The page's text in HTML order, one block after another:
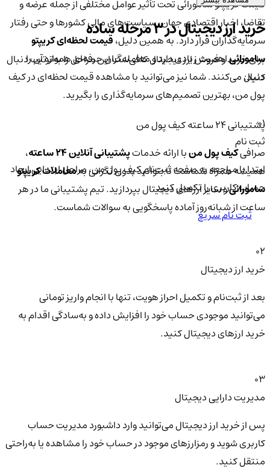
قیمت کریپتو سامورائی تحت تأثیر عوامل مختلفی از جمله عرضه و
تقاضا، اخبار اقتصادی جهان، سیاست‌های مالی کشورها و حتی رفتار
سرمایه‌گذاران قرار دارد. به همین دلیل،قیمت لحظه‌ای کریپتو
سامورائیاهمیت زیادی دارد و معامله‌گران حرفه‌ای همواره آن را
دنبال می‌کنند. شما نیز می‌توانید با مشاهده قیمت لحظه‌ای در کیف
پول من، بهترین تصمیم‌های سرمایه‌گذاری را بگیرید.
پشتیبانی ۲۴ ساعته کیف پول من
صرافیکیف پول منبا ارائه خدماتپشتیبانی آنلاین ۲۴ ساعته
،
همیشه همراه شماست تا بتوانید بدون نگرانی بهمعاملات کریپتو
سامورائیو سایر ارزهای دیجیتال بپردازید. تیم پشتیبانی ما در هر
ساعت از شبانه‌روز آماده پاسخگویی به سوالات شماست.
خرید ارز دیجیتال در 3 مرحله ساده
برای خرید و فروش ارز دیجیتال کافی‌ست این مراحل را به‌ترتیب دنبال
کنید:
01
ثبت نام
ابتدا با مراجعه به صفحه ثبت‌نام کیف‌ پول من، مراحل ابتدایی ایجاد
حساب کاربری را تکمیل کنید.
ثبت نام سریع
02
خرید ارز دیجیتال
بعد از ثبت‌نام و تکمیل احراز هویت، تنها با انجام واریز تومانی
می‌توانید موجودی حساب خود را افزایش داده و به‌سادگی اقدام به
خرید ارزهای دیجیتال کنید.
03
مدیریت دارایی دیجیتال
پس از خرید ارز دیجیتال می‌توانید وارد داشبورد مدیریت حساب
کاربری شوید و رمزارزهای موجود در حساب خود را مشاهده یا به‌راحتی
منتقل کنید.